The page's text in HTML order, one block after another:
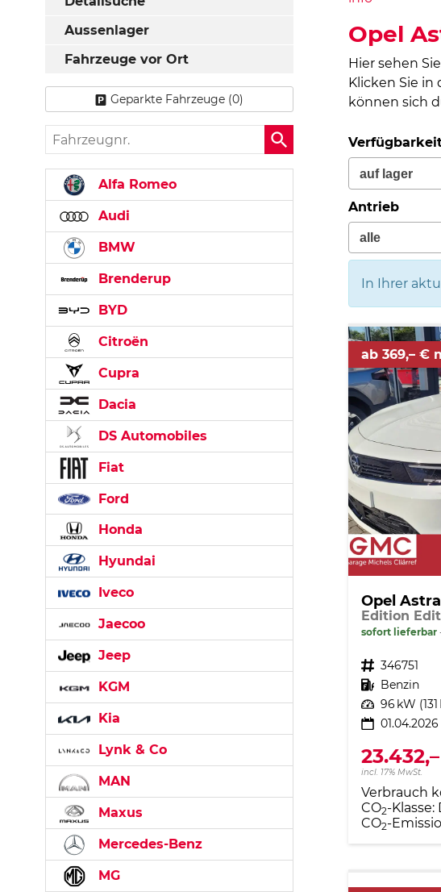
Opel
Hier sehen
Klicken Sie in
können sich
Antrieb
In Ihrer
ab 369,– €
Opel Astra
sofort lieferbar
Fahrzeugnr. 346751
Kraftstoff Benzin
Leistung 96 kW (131
01.04.2026
incl. 17% MwSt.
Verbrauch
CO2-Klasse:
CO2-
Aussenlager
Fahrzeuge vor Ort
Geparkte Fahrzeuge (0)
Fahrzeugnr.
Alfa Romeo
Audi
BMW
Brenderup
BYD
Citroën
Cupra
Dacia
DS Automobiles
Fiat
Ford
Honda
Hyundai
Iveco
Jaecoo
Jeep
KGM
Kia
Lynk & Co
MAN
Maxus
Mercedes-Benz
MG